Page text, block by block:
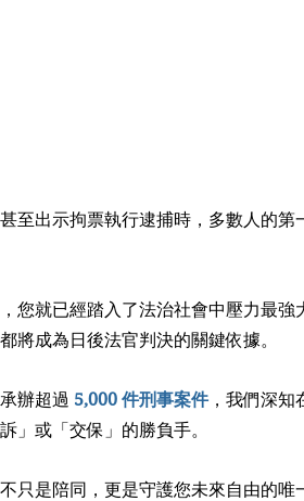
至出示拘票執行逮捕時，多數人的第
您就已經踏入了法治社會中壓力最強
將成為日後法官判決的關鍵依據。
辦超過 5,000 件刑事案件，我們深知
」或「交保」的勝負手。
只是陪同，更是守護您未來自由的唯